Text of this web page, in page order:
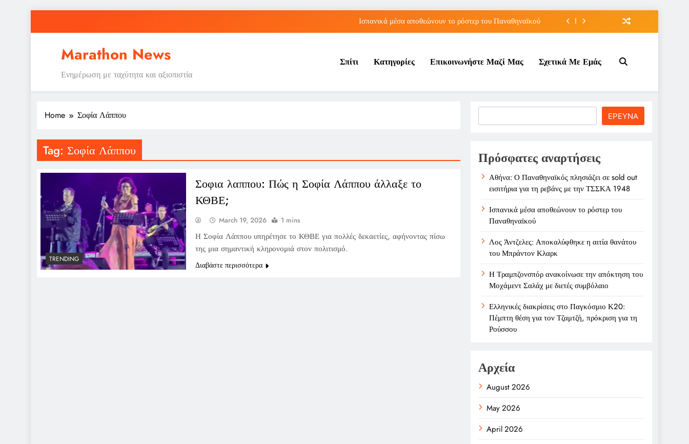
Ισπανικά μέσα αποθεώνουν το ρόστερ του Παναθηναϊκού
Η Τραμπζονσπόρ ανακοίνωσε την απόκτηση του Μοχάμεντ Σαλάχ με διετές συμβόλαιο
Ισπανικά μέσα αποθεώνουν το ρόστερ του Παναθηναϊκού
Λος Άντζελες: Αποκαλύφθηκε η αιτία θανάτου του Μπράντον Κλαρκ
Marathon News
Ενημέρωση με ταχύτητα και αξιοπιστία
Σπίτι Κατηγορίες Επικοινωνήστε Μαζί Μας Σχετικά Με Εμάς
Home Σοφία Λάππου
Tag: Σοφία Λάππου
TRENDING
Σοφια λαππου: Πώς η Σοφία Λάππου άλλαξε το
ΚΘΒΕ;
March 19, 2026 1 mins
Η Σοφία Λάππου υπηρέτησε το ΚΘΒΕ για πολλές δεκαετίες, αφήνοντας πίσω
της μια σημαντική κληρονομιά στον πολιτισμό.
Διαβάστε περισσότερα
ΕΡΕΥΝΑ
Πρόσφατες αναρτήσεις
Αθήνα: Ο Παναθηναϊκός πλησιάζει σε sold out
εισιτήρια για τη ρεβάνς με την ΤΣΣΚΑ 1948
Ισπανικά μέσα αποθεώνουν το ρόστερ του
Παναθηναϊκού
Λος Άντζελες: Αποκαλύφθηκε η αιτία θανάτου
του Μπράντον Κλαρκ
Η Τραμπζονσπόρ ανακοίνωσε την απόκτηση του
Μοχάμεντ Σαλάχ με διετές συμβόλαιο
Ελληνικές διακρίσεις στο Παγκόσμιο Κ20:
Πέμπτη θέση για τον Τζαμτζή, πρόκριση για τη
Ρούσσου
Αρχεία
August 2026
May 2026
April 2026